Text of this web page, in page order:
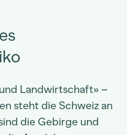
Landwirtschaft» –
steht die Schweiz an
die Gebirge und